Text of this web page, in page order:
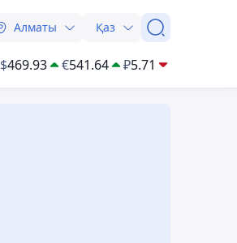
Алматы Қаз
$469.93 €541.64 ₽5.71